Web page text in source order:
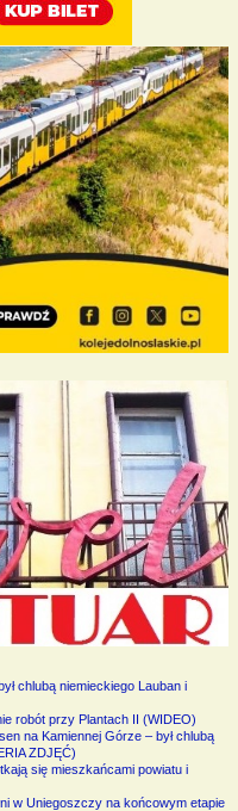
chlubą niemieckiego Lauban i
robót przy Plantach II (WIDEO)
na Kamiennej Górze – był chlubą
ZDJĘĆ)
się mieszkańcami powiatu i
w Uniegoszczy na końcowym etapie